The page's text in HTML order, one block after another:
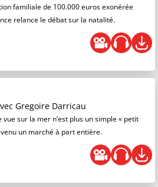
familiale de 100.000 euros exonérée
relance le débat sur la natalité.
Gregoire Darricau
sur la mer n’est plus un simple « petit
un marché à part entière.